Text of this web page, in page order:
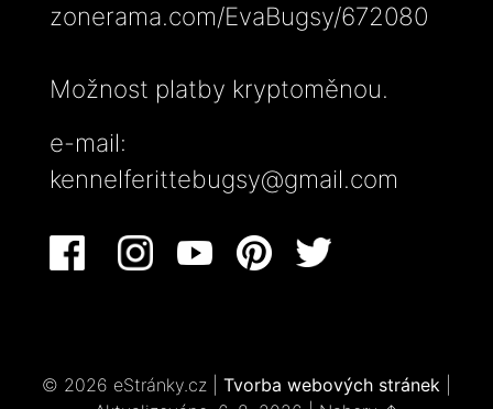
zonerama.com/EvaBugsy/672080
Možnost platby kryptoměnou.
e-mail:
kennelferittebugsy@gmail.com
© 2026 eStránky.cz Tvorba webových stránek